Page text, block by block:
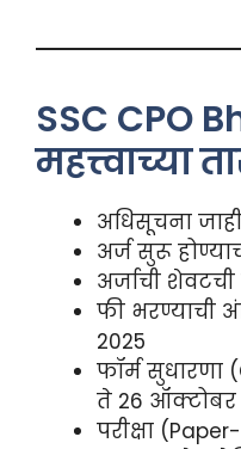
SSC CPO
महत्त्वाच्या
अधिसूचना
अर्ज सुरू
अर्जाची
फी भरण्याची
2025
फॉर्म सुधारणा
ते 26 ऑक्टोबर
परीक्षा